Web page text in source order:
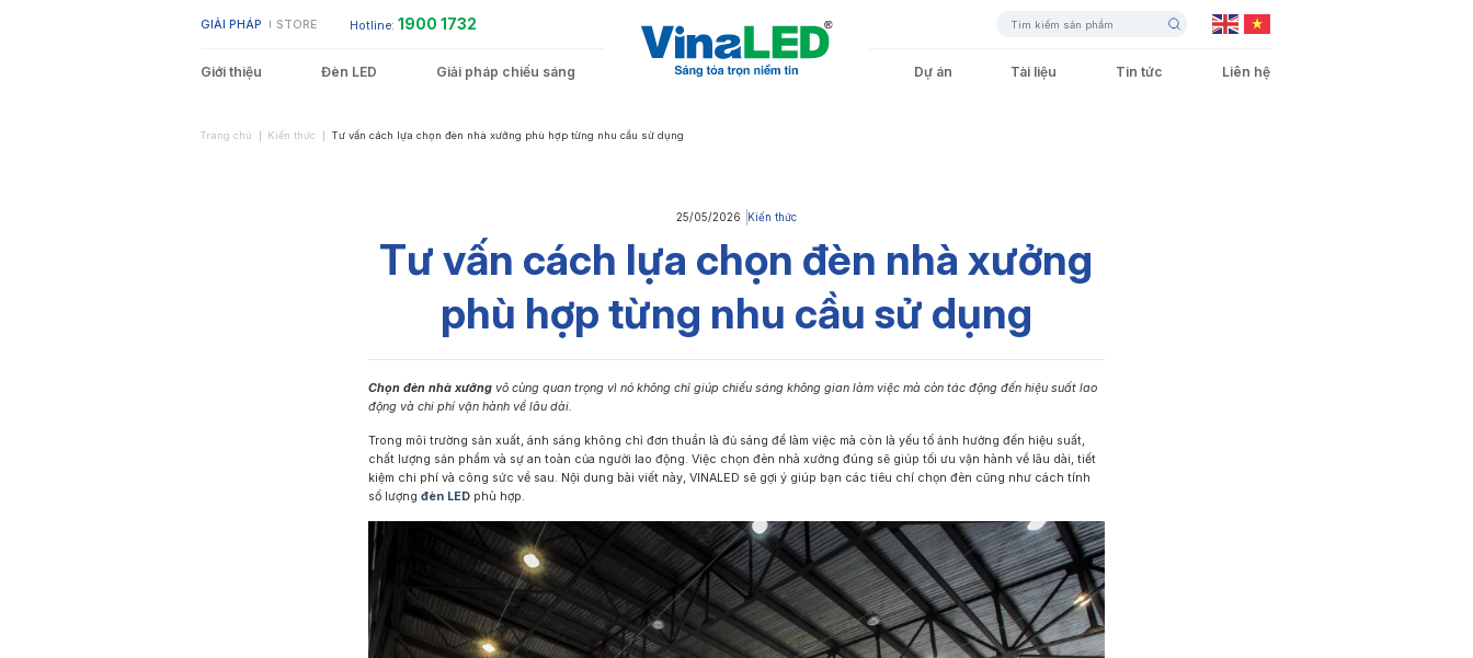
GIẢI PHÁP STORE Hotline: 1900 1732
Giới thiệu Đèn LED
Đèn LED Ốp Trần Đèn LED Thả Trần
Đèn LED Âm Bậc Cầu
Đèn LED Đọc Sách Đèn Hắt Tường
Đèn LED Thanh Thanh Nhôm Đèn LED Đèn LED Trạm Xăng Đèn LED Nhà Xưởng Đèn Exit Thoát Hiểm
Đèn LED Chiếu Tường Đèn LED Chiếu Cửa Sổ Đèn LED Âm Đất Đèn Hồ Bơi Đèn LED Sân Vườn
Giải pháp chiếu sáng
Môi trường ẩm ướt An toàn – Khẩn cấp
Dự án Tài liệu Tin tức Liên hệ
Trang chủ Kiến thức Tư vấn cách lựa chọn đèn nhà xưởng phù hợp từng nhu cầu sử dụng
25/05/2026 Kiến thức
Tư vấn cách lựa chọn đèn nhà xưởng
phù hợp từng nhu cầu sử dụng
Chọn đèn nhà xưởngvô cùng quan trọng vì nó không chỉ giúp chiếu sáng không gian làm việc mà còn tác động đến hiệu suất lao
động và chi phí vận hành về lâu dài.
Trong môi trường sản xuất, ánh sáng không chỉ đơn thuần là đủ sáng để làm việc mà còn là yếu tố ảnh hưởng đến hiệu suất,
chất lượng sản phẩm và sự an toàn của người lao động. Việc chọn đèn nhà xưởng đúng sẽ giúp tối ưu vận hành về lâu dài, tiết
kiệm chi phí và công sức về sau. Nội dung bài viết này, VINALED sẽ gợi ý giúp bạn các tiêu chí chọn đèn cũng như cách tính
số lượng đèn LEDphù hợp.